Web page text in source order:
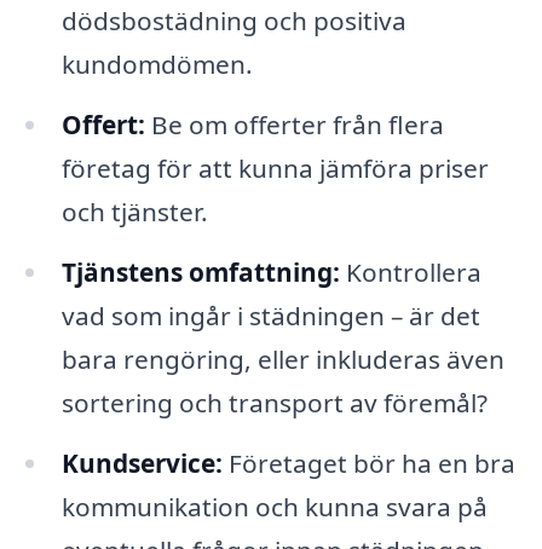
dödsbostädning och positiva
kundomdömen.
Offert: Be om offerter från flera
företag för att kunna jämföra priser
och tjänster.
Tjänstens omfattning: Kontrollera
vad som ingår i städningen – är det
bara rengöring, eller inkluderas även
sortering och transport av föremål?
Kundservice: Företaget bör ha en bra
kommunikation och kunna svara på